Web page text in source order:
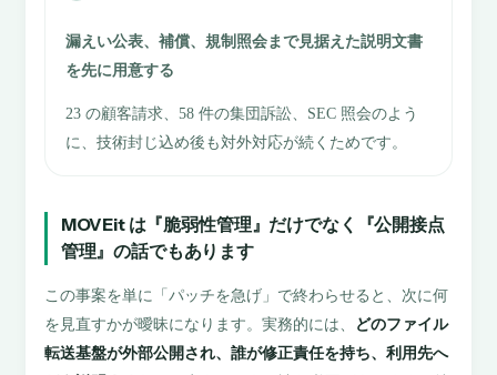
漏えい公表、補償、規制照会まで見据えた説明文書
を先に用意する
23 の顧客請求、58 件の集団訴訟、SEC 照会のよう
に、技術封じ込め後も対外対応が続くためです。
MOVEit は『脆弱性管理』だけでなく『公開接点
管理』の話でもあります
この事案を単に「パッチを急げ」で終わらせると、次に何
を見直すかが曖昧になります。実務的には、
どのファイル
転送基盤が外部公開され、誰が修正責任を持ち、利用先へ